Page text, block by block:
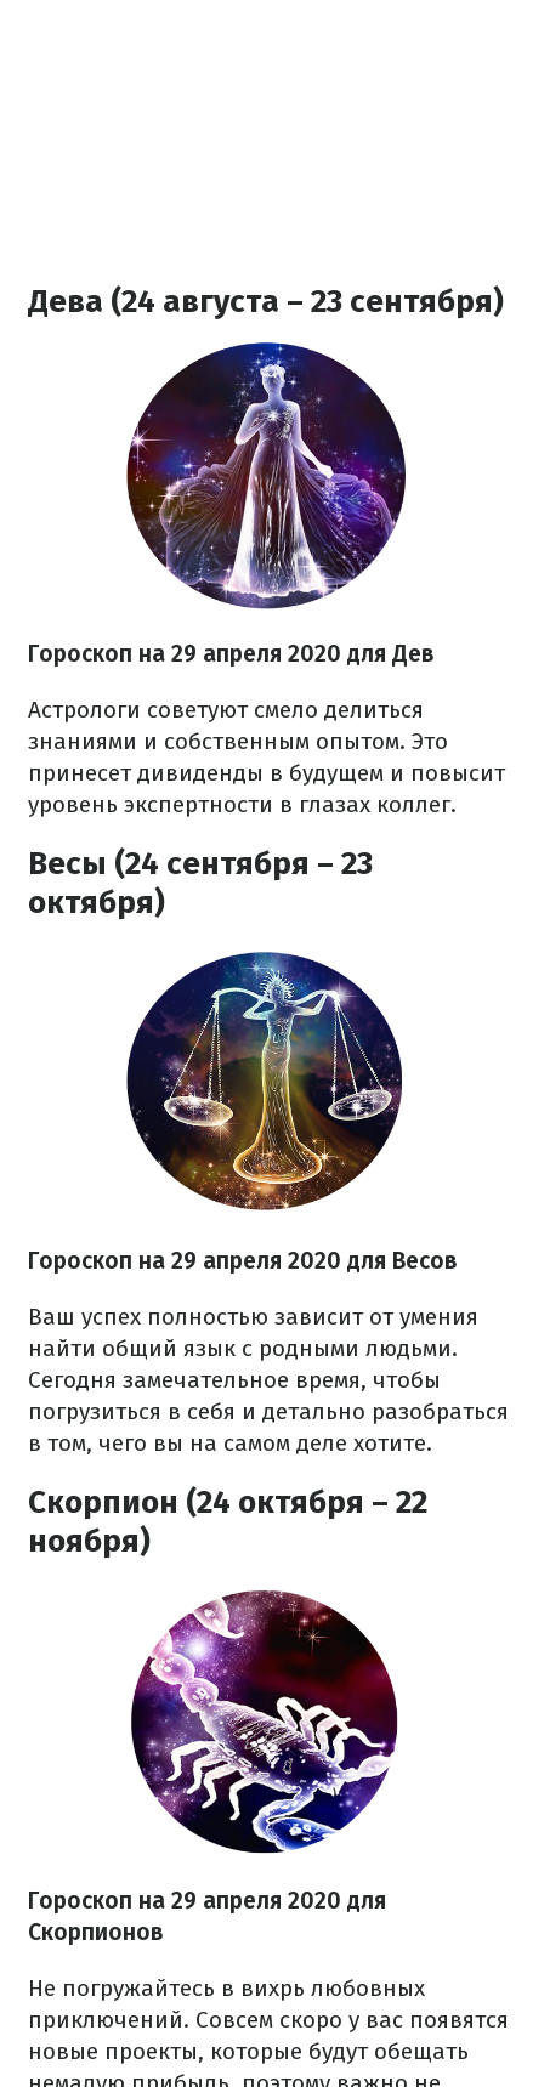
Дева (24 августа – 23 сентября)
Гороскоп на 29 апреля 2020 для Дев
Астрологи советуют смело делиться
знаниями и собственным опытом. Это
принесет дивиденды в будущем и повысит
уровень экспертности в глазах коллег.
Весы (24 сентября – 23
октября)
Гороскоп на 29 апреля 2020 для Весов
Ваш успех полностью зависит от умения
найти общий язык с родными людьми.
Сегодня замечательное время, чтобы
погрузиться в себя и детально разобраться
в том, чего вы на самом деле хотите.
Скорпион (24 октября – 22
ноября)
Гороскоп на 29 апреля 2020 для
Скорпионов
Не погружайтесь в вихрь любовных
приключений. Совсем скоро у вас появятся
новые проекты, которые будут обещать